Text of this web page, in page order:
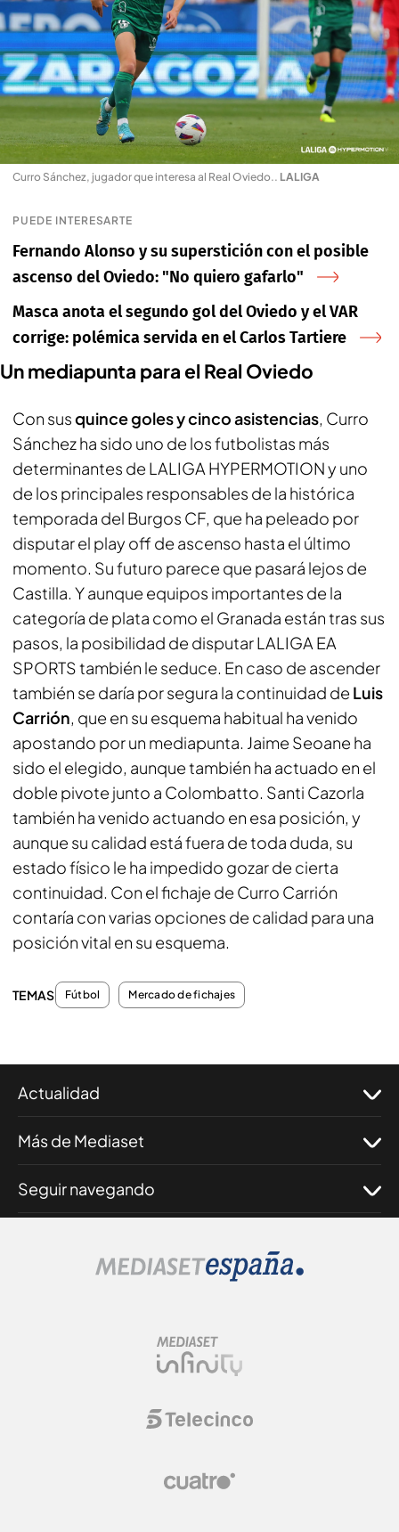
Curro Sánchez, jugador que interesa al Real Oviedo.. LALIGA
PUEDE INTERESARTE
Fernando Alonso y su superstición con el posible
ascenso del Oviedo: "No quiero gafarlo"
Masca anota el segundo gol del Oviedo y el VAR
corrige: polémica servida en el Carlos Tartiere
Un mediapunta para el Real Oviedo
Con susquince goles y cinco asistencias, Curro
Sánchez ha sido uno de los futbolistas más
determinantes de LALIGA HYPERMOTION y uno
de los principales responsables de la histórica
temporada del Burgos CF, que ha peleado por
disputar el play off de ascenso hasta el último
momento. Su futuro parece que pasará lejos de
Castilla. Y aunque equipos importantes de la
categoría de plata como el Granada están tras sus
pasos, la posibilidad de disputar LALIGA EA
SPORTS también le seduce. En caso de ascender
también se daría por segura la continuidad de Luis
Carrión, que en su esquema habitual ha venido
apostando por un mediapunta. Jaime Seoane ha
sido el elegido, aunque también ha actuado en el
doble pivote junto a Colombatto. Santi Cazorla
también ha venido actuando en esa posición, y
aunque su calidad está fuera de toda duda, su
estado físico le ha impedido gozar de cierta
continuidad. Con el fichaje de Curro Carrión
contaría con varias opciones de calidad para una
posición vital en su esquema.
TEMAS Fútbol Mercado de fichajes
Actualidad
Más de Mediaset
Seguir navegando